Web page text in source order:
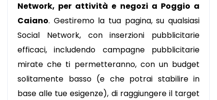
Network, per attività e negozi a Poggio a
Caiano. Gestiremo la tua pagina, su qualsiasi
Social Network, con inserzioni pubblicitarie
efficaci, includendo campagne pubblicitarie
mirate che ti permetteranno, con un budget
solitamente basso (e che potrai stabilire in
base alle tue esigenze), di raggiungere il target